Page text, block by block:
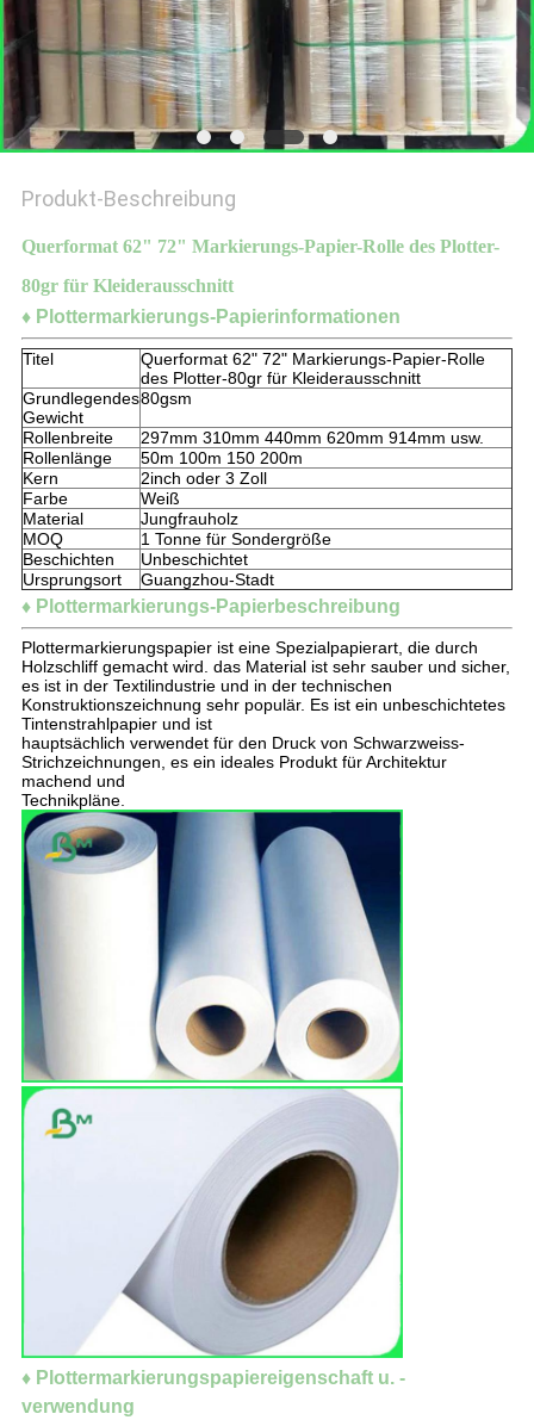
Produkt-Beschreibung
Querformat 62" 72" Markierungs-Papier-Rolle des Plotter-
80gr für Kleiderausschnitt
♦ Plottermarkierungs-Papierinformationen
Titel
Querformat 62" 72" Markierungs-Papier-Rolle
des Plotter-80gr für Kleiderausschnitt
Grundlegendes
Gewicht
80gsm
Rollenbreite
297mm 310mm 440mm 620mm 914mm usw.
Rollenlänge
50m 100m 150 200m
Kern
2inch oder 3 Zoll
Farbe
Weiß
Material
Jungfrauholz
MOQ
1 Tonne für Sondergröße
Beschichten
Unbeschichtet
Ursprungsort
Guangzhou-Stadt
♦ Plottermarkierungs-Papierbeschreibung
Plottermarkierungspapier ist eine Spezialpapierart, die durch
Holzschliff gemacht wird. das Material ist sehr sauber und sicher,
es ist in der Textilindustrie und in der technischen
Konstruktionszeichnung sehr populär. Es ist ein unbeschichtetes
Tintenstrahlpapier und ist
hauptsächlich verwendet für den Druck von Schwarzweiss-
Strichzeichnungen, es ein ideales Produkt für Architektur
machend und
Technikpläne.
♦ Plottermarkierungspapiereigenschaft u. -
verwendung